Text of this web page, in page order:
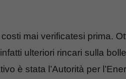
mai verificatesi prima.
ulteriori rincari sulla
è stata l’Autorità per